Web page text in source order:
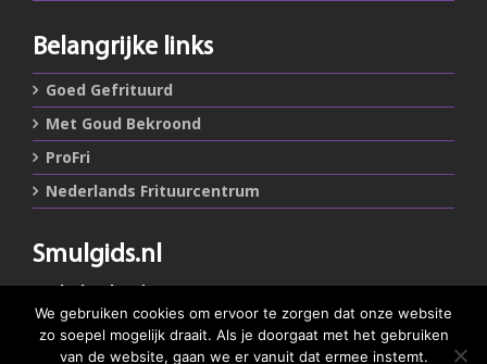
Belangrijke links
Goed Gefrituurd
Met Goud Bekroond
ProFri
Nederlands Frituurcentrum
Smulgids.nl
Nederlands Frituurcentrum
Blaarthemseweg 72
5502 JW Veldhoven
We gebruiken cookies om ervoor te zorgen dat onze website
zo soepel mogelijk draait. Als je doorgaat met het gebruiken
van de website, gaan we er vanuit dat ermee instemt.